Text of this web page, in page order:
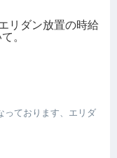
リダン放置の時給
。
っております、エリダ